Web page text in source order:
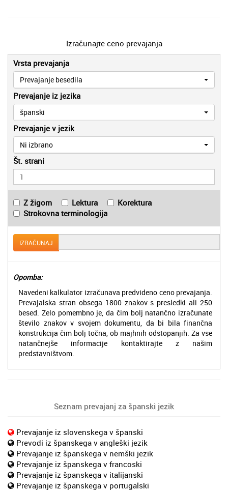
Izračunajte ceno prevajanja
Vrsta prevajanja
Prevajanje besedila
Prevajanje iz jezika
španski
Prevajanje v jezik
Ni izbrano
Št. strani
Z žigom Lektura
Korektura
Strokovna terminologija
IZRAČUNAJ
Opomba:
Navedeni kalkulator izračunava predvideno ceno prevajanja.
Prevajalska stran obsega 1800 znakov s presledki ali 250
besed. Zelo pomembno je, da čim bolj natančno izračunate
število znakov v svojem dokumentu, da bi bila finančna
konstrukcija čim bolj točna, ob majhnih odstopanjih. Za vse
natančnejše informacije kontaktirajte z našim
predstavništvom.
Seznam prevajanj za španski jezik
Prevajanje iz slovenskega v španski
Prevodi iz španskega v angleški jezik
Prevajanje iz španskega v nemški jezik
Prevajanje iz španskega v francoski
Prevajanje iz španskega v italijanski
Prevajanje iz španskega v portugalski